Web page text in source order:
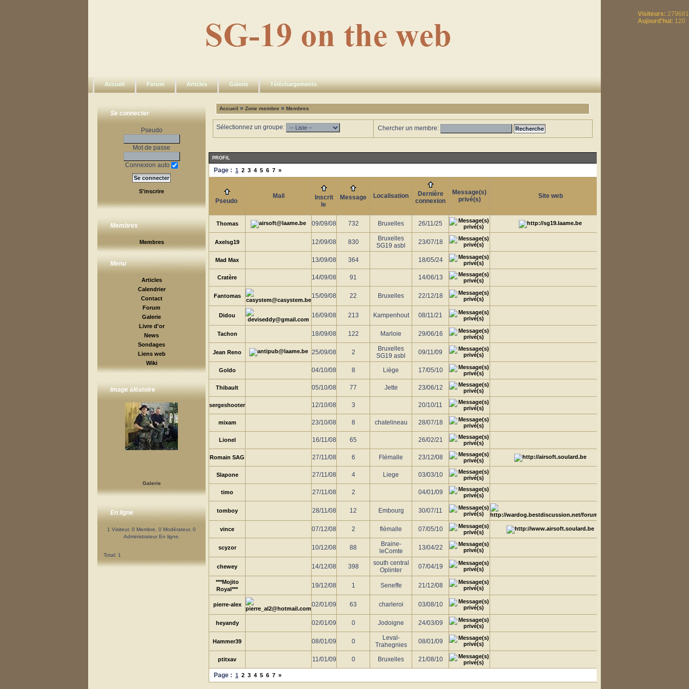
Accueil Forum Articles Galerie Téléchargements
Visiteurs: 279681
Aujourd'hui: 120
Se connecter
Pseudo
Mot de passe
Connexion auto
S'inscrire
Membres
Membres
Menu
Articles
Calendrier
Contact
Forum
Galerie
Livre d'or
News
Sondages
Liens web
Wiki
Image aléatoire
Galerie
En ligne
1 Visiteur, 0 Membre, 0 Modérateur, 0
Administrateur En ligne.
Total: 1
Accueil »Zone membre »Membres
Sélectionnez un groupe: Chercher un membre:
PROFIL
Page : 1 2 3 4 5 6 7 »
Pseudo
Mail
Inscrit
le
Message Localisation
Dernière
connexion
Message(s)
privé(s)
Site web
Thomas 09/09/08 732 Bruxelles 26/11/25
Axelsg19 12/09/08 830
Bruxelles
SG19 asbl
23/07/18
Mad Max 13/09/08 364 18/05/24
Cratère 14/09/08 91 14/06/13
Fantomas 15/09/08 22 Bruxelles 22/12/18
Didou 16/09/08 213 Kampenhout 08/11/21
Tachon 18/09/08 122 Marloie 29/06/16
Jean Reno 25/09/08 2
Bruxelles
SG19 asbl
09/11/09
Goldo 04/10/08 8 Liège 17/05/10
Thibault 05/10/08 77 Jette 23/06/12
sergeshooter 12/10/08 3 20/10/11
mixam 23/10/08 8 chatelineau 28/07/18
Lionel 16/11/08 65 26/02/21
Romain SAG 27/11/08 6 Flémalle 23/12/08
Slapone 27/11/08 4 Liege 03/03/10
timo 27/11/08 2 04/01/09
tomboy 28/11/08 12 Embourg 30/07/11
vince 07/12/08 2 flémalle 07/05/10
scyzor 10/12/08 88
Braine-
leComte
13/04/22
chewey 14/12/08 398
south central
Oplinter
07/04/19
***Mojito
Royal***
19/12/08 1 Seneffe 21/12/08
pierre-alex 02/01/09 63 charleroi 03/08/10
heyandy 02/01/09 0 Jodoigne 24/03/09
Hammer39 08/01/09 0
Leval-
Trahegnies
08/01/09
ptitxav 11/01/09 0 Bruxelles 21/08/10
Page : 1 2 3 4 5 6 7 »